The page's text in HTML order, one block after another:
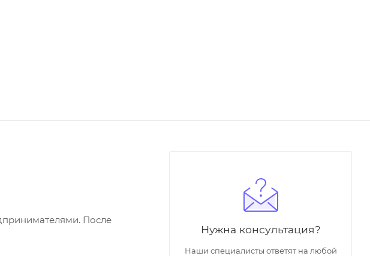
После
Нужна консультация?
Наши специалисты ответят на любой